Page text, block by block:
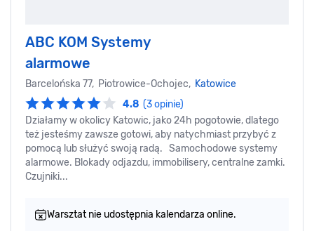
ABC KOM Systemy
alarmowe
Barcelońska 77, Piotrowice-Ochojec, Katowice
4.8 (3 opinie)
Działamy w okolicy Katowic, jako 24h pogotowie, dlatego
też jesteśmy zawsze gotowi, aby natychmiast przybyć z
pomocą lub służyć swoją radą. Samochodowe systemy
alarmowe. Blokady odjazdu, immobilisery, centralne zamki.
Czujniki...
Warsztat nie udostępnia kalendarza online.